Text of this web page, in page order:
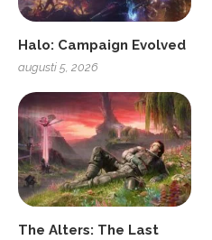
Halo: Campaign Evolved
augusti 5, 2026
The Alters: The Last